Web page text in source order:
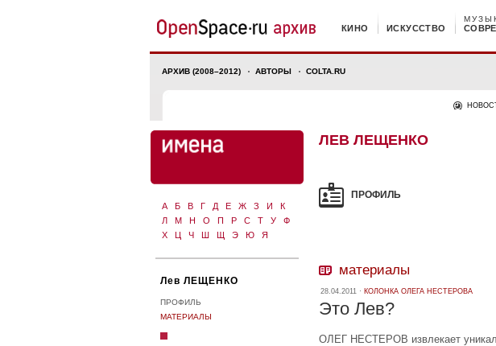
КИНО ИСКУССТВО
АРХИВ (2008–2012) АВТОРЫ COLTA.RU
А Б В Г Д Е Ж З И
К
Л
М Н О П Р С Т У
Ф
Х
Ц Ч Ш Щ Э Ю Я
Лев ЛЕЩЕНКО
ПРОФИЛЬ
МАТЕРИАЛЫ
ЛЕВ ЛЕЩЕНКО
ПРОФИЛЬ
материалы
28.04.2011 · КОЛОНКА ОЛЕГА НЕСТЕРОВА
Это Лев?
ОЛЕГ НЕСТЕРОВ извлекает